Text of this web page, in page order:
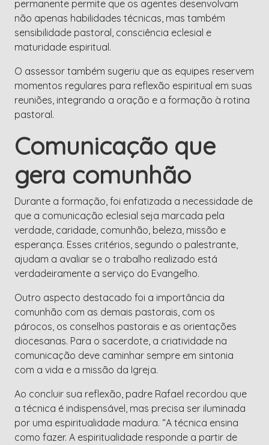
permanente permite que os agentes desenvolvam
não apenas habilidades técnicas, mas também
sensibilidade pastoral, consciência eclesial e
maturidade espiritual.
O assessor também sugeriu que as equipes reservem
momentos regulares para reflexão espiritual em suas
reuniões, integrando a oração e a formação à rotina
pastoral.
Comunicação que
gera comunhão
Durante a formação, foi enfatizada a necessidade de
que a comunicação eclesial seja marcada pela
verdade, caridade, comunhão, beleza, missão e
esperança. Esses critérios, segundo o palestrante,
ajudam a avaliar se o trabalho realizado está
verdadeiramente a serviço do Evangelho.
Outro aspecto destacado foi a importância da
comunhão com as demais pastorais, com os
párocos, os conselhos pastorais e as orientações
diocesanas. Para o sacerdote, a criatividade na
comunicação deve caminhar sempre em sintonia
com a vida e a missão da Igreja.
Ao concluir sua reflexão, padre Rafael recordou que
a técnica é indispensável, mas precisa ser iluminada
por uma espiritualidade madura. “A técnica ensina
como fazer. A espiritualidade responde a partir de